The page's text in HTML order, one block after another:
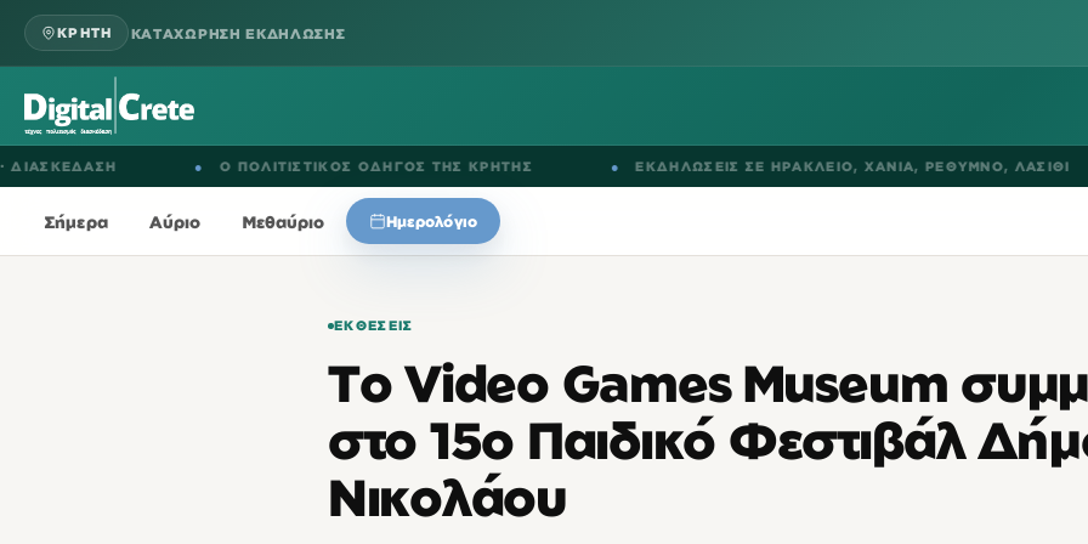
ΚΡΗΤΗ ΚΑΤΑΧΩΡΗΣΗ ΕΚΔΗΛΩΣΗΣ
Ο ΠΟΛΙΤΙΣΤΙΚΟΣ ΟΔΗΓΟΣ ΤΗΣ ΚΡΗΤΗΣ ΕΚΔΗΛΩΣΕΙΣ ΣΕΗΡΑΚΛΕΙΟ,ΧΑΝΙΑ,ΡΕΘΥΜΝΟ,ΛΑΣΙΘΙ
Σήμερα Αύριο Μεθαύριο Ημερολόγιο
ΕΚΘΈΣΕΙΣ
Το Video Games Museum
στο 15ο Παιδικό Φεστιβάλ
Νικολάου